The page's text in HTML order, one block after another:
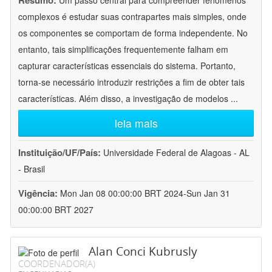
complexos é estudar suas contrapartes mais simples, onde
os componentes se comportam de forma independente. No
entanto, tais simplificações frequentemente falham em
capturar características essenciais do sistema. Portanto,
torna-se necessário introduzir restrições a fim de obter tais
características. Além disso, a investigação de modelos ...
leia mais
Instituição/UF/País: Universidade Federal de Alagoas - AL
- Brasil
Vigência: Mon Jan 08 00:00:00 BRT 2024-Sun Jan 31
00:00:00 BRT 2027
Alan Conci Kubrusly
COORDENADOR(A)